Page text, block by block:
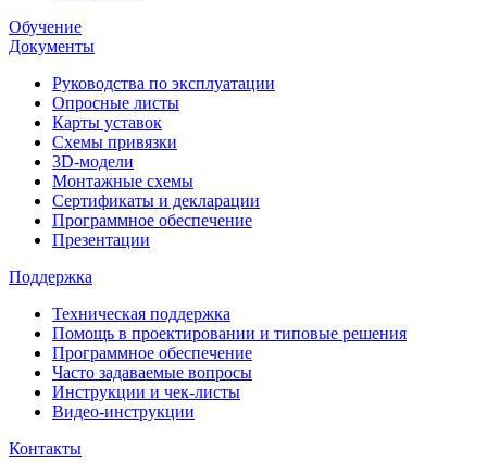
Обучение
Документы
Руководства по эксплуатации
Опросные листы
Карты уставок
Схемы привязки
3D-модели
Монтажные схемы
Сертификаты и декларации
Программное обеспечение
Презентации
Поддержка
Техническая поддержка
Помощь в проектировании и типовые решения
Программное обеспечение
Часто задаваемые вопросы
Инструкции и чек-листы
Видео-инструкции
Контакты